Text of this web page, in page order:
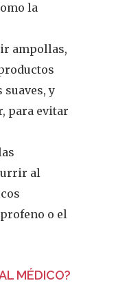
la
ampollas,
y
para evitar
al
o el
MÉDICO?